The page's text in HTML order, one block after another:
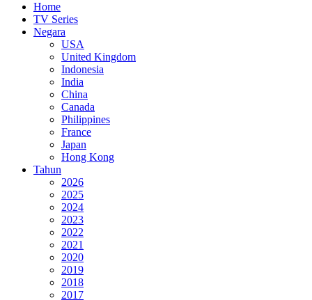
Home
TV Series
Negara
USA
United Kingdom
Indonesia
India
China
Canada
Philippines
France
Japan
Hong Kong
Tahun
2026
2025
2024
2023
2022
2021
2020
2019
2018
2017